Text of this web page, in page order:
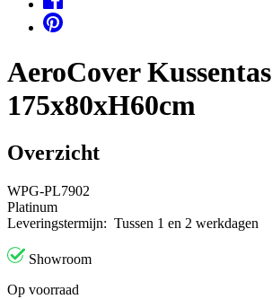
AeroCover Kussentas
175x80xH60cm
Overzicht
WPG-PL7902
Platinum
Leveringstermijn: Tussen 1 en 2 werkdagen
Showroom
Op voorraad